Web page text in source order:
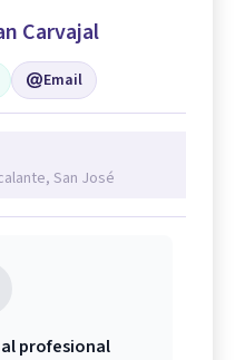
Carvajal
Email
San José
profesional